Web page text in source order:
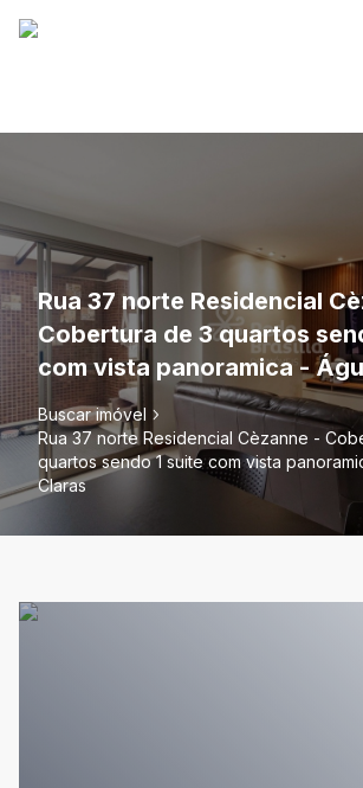
Rua 37 norte Residencial
Cobertura de 3 quartos
com vista panoramica -
Buscar imóvel
Rua 37 norte Residencial Cèzanne -
quartos sendo 1 suite com vista
Claras